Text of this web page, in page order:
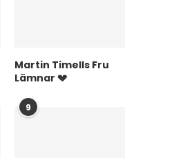
Martin Timells Fru
Lämnar 💔
9